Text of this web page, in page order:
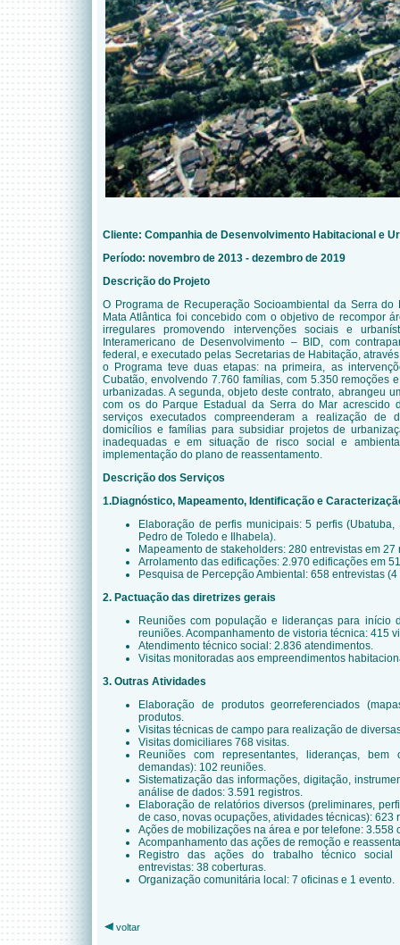
Cliente: Companhia de Desenvolvimento Habitacional e
Período: novembro de 2013 - dezembro de 2019
Descrição do Projeto
O Programa de Recuperação Socioambiental da Serra
Mata Atlântica foi concebido com o objetivo de recompor
irregulares promovendo intervenções sociais e
Interamericano de Desenvolvimento – BID, com
federal, e executado pelas Secretarias de Habitação,
o Programa teve duas etapas: na primeira, as
Cubatão, envolvendo 7.760 famílias, com 5.350 remoções
urbanizadas. A segunda, objeto deste contrato, abrangeu
com os do Parque Estadual da Serra do Mar acrescido
serviços executados compreenderam a realização de
domicílios e famílias para subsidiar projetos de
inadequadas e em situação de risco social e
implementação do plano de reassentamento.
Descrição dos Serviços
1.Diagnóstico, Mapeamento, Identificação e
Elaboração de perfis municipais: 5 perfis
Pedro de Toledo e Ilhabela).
Mapeamento de stakeholders: 280 entrevistas em 27
Arrolamento das edificações: 2.970 edificações em
Pesquisa de Percepção Ambiental: 658 entrevistas
2. Pactuação das diretrizes gerais
Reuniões com população e lideranças para início
reuniões. Acompanhamento de vistoria técnica: 415
Atendimento técnico social: 2.836 atendimentos.
Visitas monitoradas aos empreendimentos
3. Outras Atividades
Elaboração de produtos georreferenciados
produtos.
Visitas técnicas de campo para realização de
Visitas domiciliares 768 visitas.
Reuniões com representantes, lideranças, bem
demandas): 102 reuniões.
Sistematização das informações, digitação,
análise de dados: 3.591 registros.
Elaboração de relatórios diversos (preliminares,
de caso, novas ocupações, atividades técnicas): 623
Ações de mobilizações na área e por telefone: 3.558
Acompanhamento das ações de remoção e
Registro das ações do trabalho técnico social
entrevistas: 38 coberturas.
Organização comunitária local: 7 oficinas e 1 evento.
voltar